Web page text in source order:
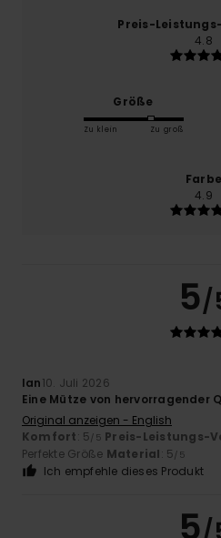
Preis-
4.8
Größe
Zu klein Zu groß
Farbe
4.9
5/
Ian10. Juli 2026
Eine Mütze von hervorragender
Original anzeigen - English
Komfort: 5/5 Preis-Leistungs-
Perfekte Größe Material: 5/5
Ich empfehle dieses Produkt
5